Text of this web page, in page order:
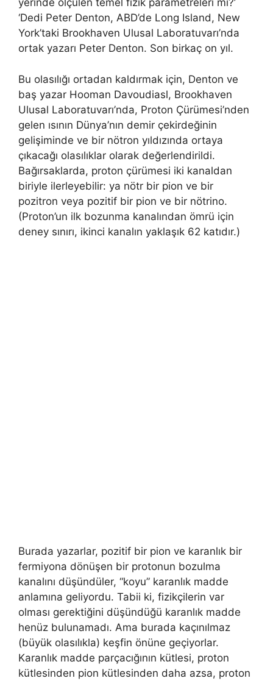
yerinde ölçülen temel fizik parametreleri mi?’
‘Dedi Peter Denton, ABD’de Long Island, New
York’taki Brookhaven Ulusal Laboratuvarı’nda
ortak yazarı Peter Denton. Son birkaç on yıl.
Bu olasılığı ortadan kaldırmak için, Denton ve
baş yazar Hooman Davoudiasl, Brookhaven
Ulusal Laboratuvarı’nda, Proton Çürümesi’nden
gelen ısının Dünya’nın demir çekirdeğinin
gelişiminde ve bir nötron yıldızında ortaya
çıkacağı olasılıklar olarak değerlendirildi.
Bağırsaklarda, proton çürümesi iki kanaldan
biriyle ilerleyebilir: ya nötr bir pion ve bir
pozitron veya pozitif bir pion ve bir nötrino.
(Proton’un ilk bozunma kanalından ömrü için
deney sınırı, ikinci kanalın yaklaşık 62 katıdır.)
Burada yazarlar, pozitif bir pion ve karanlık bir
fermiyona dönüşen bir protonun bozulma
kanalını düşündüler, “koyu” karanlık madde
anlamına geliyordu. Tabii ki, fizikçilerin var
olması gerektiğini düşündüğü karanlık madde
henüz bulunamadı. Ama burada kaçınılmaz
(büyük olasılıkla) keşfin önüne geçiyorlar.
Karanlık madde parçacığının kütlesi, proton
kütlesinden pion kütlesinden daha azsa, proton